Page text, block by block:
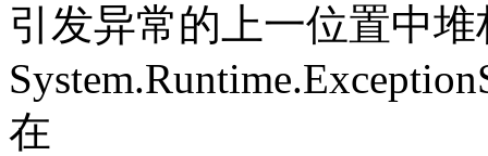
引发异常的上一位置中
在